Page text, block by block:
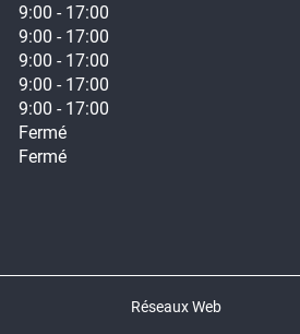
9:00 - 17:00
9:00 - 17:00
9:00 - 17:00
9:00 - 17:00
9:00 - 17:00
Fermé
Fermé
Réseaux Web